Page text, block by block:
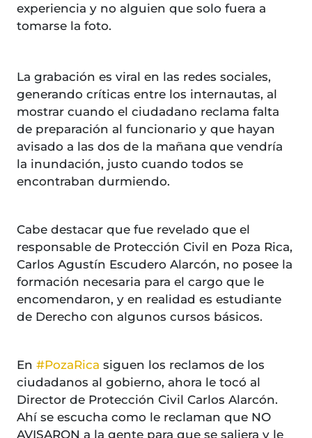
experiencia y no alguien que solo fuera a
tomarse la foto.
La grabación es viral en las redes sociales,
generando críticas entre los internautas, al
mostrar cuando el ciudadano reclama falta
de preparación al funcionario y que hayan
avisado a las dos de la mañana que vendría
la inundación, justo cuando todos se
encontraban durmiendo.
Cabe destacar que fue revelado que el
responsable de Protección Civil en Poza Rica,
Carlos Agustín Escudero Alarcón, no posee la
formación necesaria para el cargo que le
encomendaron, y en realidad es estudiante
de Derecho con algunos cursos básicos.
En #PozaRica siguen los reclamos de los
ciudadanos al gobierno, ahora le tocó al
Director de Protección Civil Carlos Alarcón.
Ahí se escucha como le reclaman que NO
AVISARON a la gente para que se saliera y le